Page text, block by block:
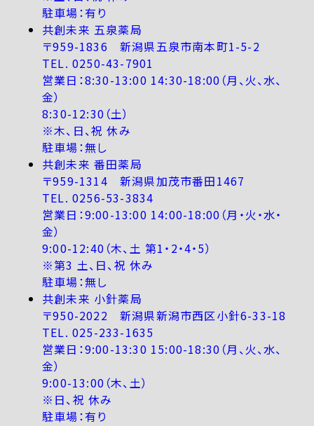
駐車場：有り
共創未来 五泉薬局
〒959-1836 新潟県五泉市南本町1-5-2
TEL. 0250-43-7901
営業日：8:30-13:00 14:30-18:00（月、火、水、
金）
8:30-12:30（土）
※木、日、祝 休み
駐車場：無し
共創未来 番田薬局
〒959-1314 新潟県加茂市番田1467
TEL. 0256-53-3834
営業日：9:00-13:00 14:00-18:00（月・火・水・
金）
9:00-12:40（木、土 第1・2・4・5）
※第3 土、日、祝 休み
駐車場：無し
共創未来 小針薬局
〒950-2022 新潟県新潟市西区小針6-33-18
TEL. 025-233-1635
営業日：9:00-13:30 15:00-18:30（月、火、水、
金）
9:00-13:00（木、土）
※日、祝 休み
駐車場：有り